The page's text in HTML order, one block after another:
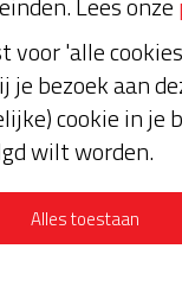
bijna en moet
blijft. Help je
voor 'alle
je bezoek aan
cookie in
wilt worden.
Alles toestaan